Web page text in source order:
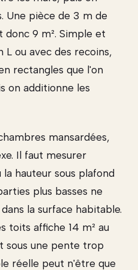
Une pièce de 3 m de
donc 9 m². Simple et
L ou avec des recoins,
rectangles que l'on
on additionne les
mansardées,
Il faut mesurer
hauteur sous plafond
plus basses ne
la surface habitable.
toits affiche 14 m² au
sous une pente trop
réelle peut n'être que